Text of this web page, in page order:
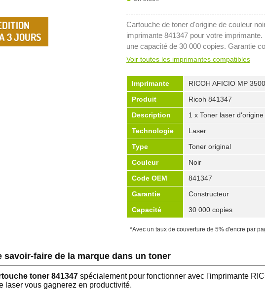
3 JOURS
Cartouche de toner d'origine de couleur
imprimante 841347 pour votre
une capacité de 30 000 copies. Garantie
Voir toutes les imprimantes compatibles
Imprimante
RICOH AFICIO MP 3500
Produit
Ricoh 841347
Description
1 x Toner laser d'origine
Technologie
Laser
Type
Toner original
Couleur
Noir
Code OEM
841347
Garantie
Constructeur
Capacité
30 000 copies
*Avec un taux de couverture de 5% d'encre par
savoir-faire de la marque dans un toner
toner 841347 spécialement pour fonctionner avec l'imprimante
laser vous gagnerez en productivité.